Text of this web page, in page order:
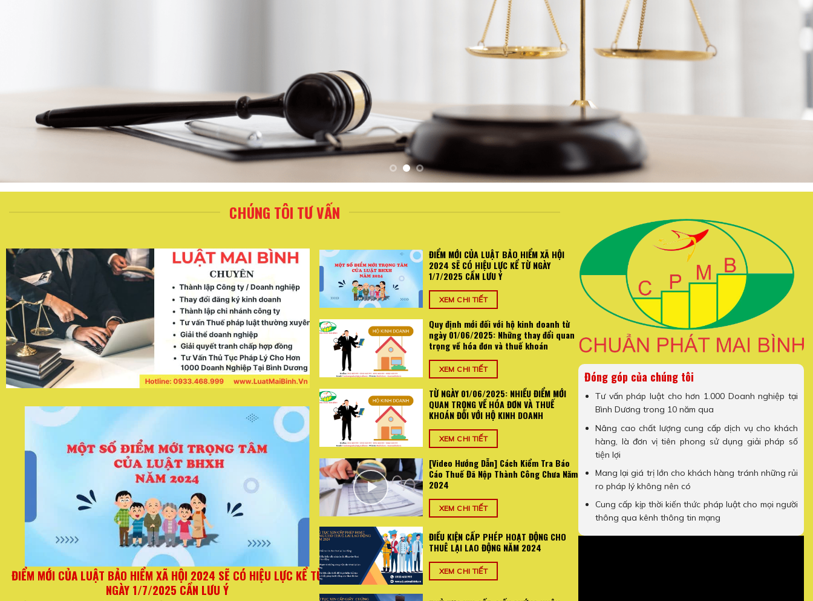
CHÚNG TÔI TƯ VẤN
Quy định mới đối với hộ kinh doanh từ ngày 01/06/2025: Những
thay đổi quan trọng về hóa đơn và thuế khoán
TỪ NGÀY 01/06/2025: NHIỀU ĐIỂM MỚI QUAN TRỌNG VỀ HÓA ĐƠN
VÀ THUẾ KHOÁN ĐỐI VỚI HỘ KINH DOANH
ĐIỂM MỚI CỦA LUẬT BẢO HIỂM XÃ HỘI
2024 SẼ CÓ HIỆU LỰC KỂ TỪ NGÀY
1/7/2025 CẦN LƯU Ý
XEM CHI TIẾT
Quy định mới đối với hộ kinh doanh từ
ngày 01/06/2025: Những thay đổi quan
trọng về hóa đơn và thuế khoán
XEM CHI TIẾT
TỪ NGÀY 01/06/2025: NHIỀU ĐIỂM MỚI
QUAN TRỌNG VỀ HÓA ĐƠN VÀ THUẾ
KHOÁN ĐỐI VỚI HỘ KINH DOANH
XEM CHI TIẾT
[Video Hướng Dẫn] Cách Kiểm Tra Báo
Cáo Thuế Đã Nộp Thành Công Chưa Năm
2024
XEM CHI TIẾT
ĐIỀU KIỆN CẤP PHÉP HOẠT ĐỘNG CHO
THUÊ LẠI LAO ĐỘNG NĂM 2024
XEM CHI TIẾT
Đóng góp của chúng tôi
Tư vấn pháp luật cho hơn 1.000 Doanh nghiệp tại
Bình Dương trong 10 năm qua
Nâng cao chất lượng cung cấp dịch vụ cho khách
hàng, là đơn vị tiên phong sử dụng giải pháp số
tiện lợi
Mang lại giá trị lớn cho khách hàng tránh những rủi
ro pháp lý không nên có
Cung cấp kịp thời kiến thức pháp luật cho mọi người
thông qua kênh thông tin mạng